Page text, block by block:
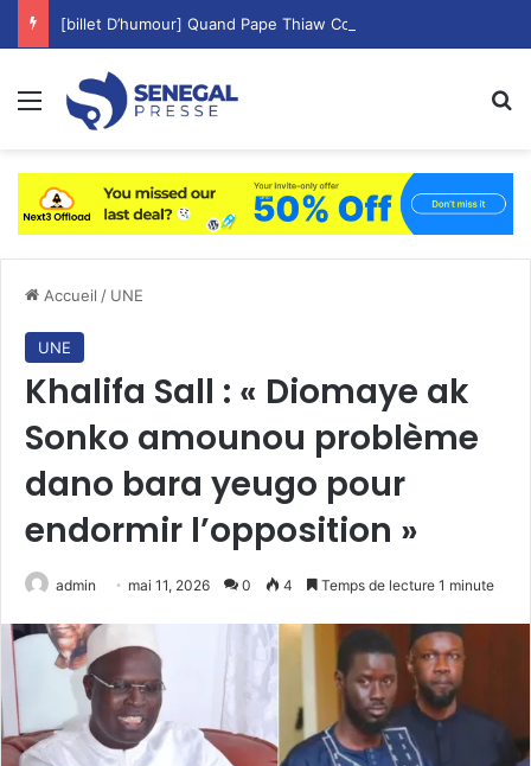
Menu
Accueil / UNE
UNE
Khalifa Sall : « Diomaye ak
Sonko amounou problème
dano bara yeugo pour
endormir l’opposition »
admin mai 11, 2026 0 4 Temps de lecture 1 minute